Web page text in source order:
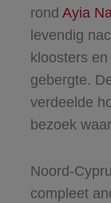
rond Ayia
levendig
kloosters
gebergte.
verdeelde
bezoek
Noord-
compleet